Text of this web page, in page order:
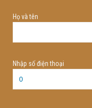
Họ và tên
Nhập số điện thoại